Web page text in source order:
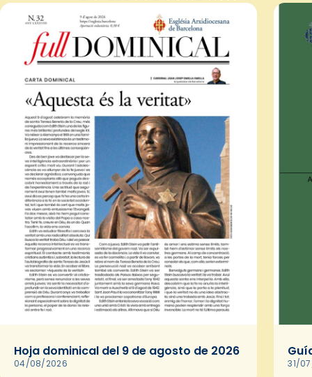
Hoja dominical del 9 de agosto de 2026
04/08/2026 31/